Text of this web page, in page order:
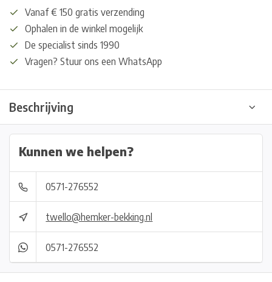
Vanaf € 150 gratis verzending
Ophalen in de winkel mogelijk
De specialist sinds 1990
Vragen? Stuur ons een WhatsApp
Beschrijving
Kunnen we helpen?
0571-276552
twello@hemker-bekking.nl
0571-276552